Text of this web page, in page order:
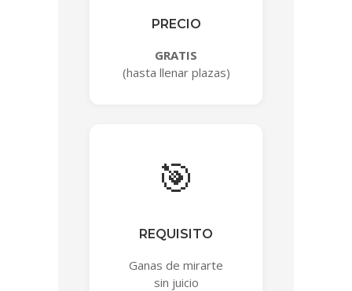
PRECIO
GRATIS
(hasta llenar plazas)
🎯
REQUISITO
Ganas de mirarte
sin juicio